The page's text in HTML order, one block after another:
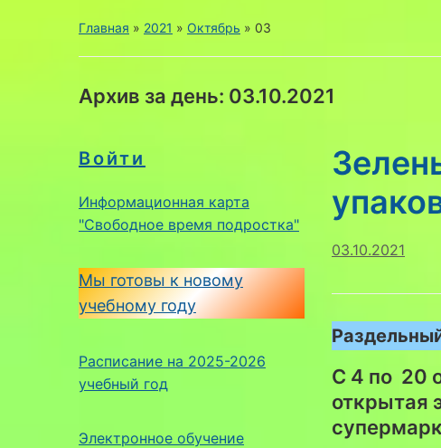
Главная » 2021 » Октябрь » 03
Архив за день: 03.10.2021
Войти
Информационная карта
"Свободное время подростка"
Мы готовы к новому
учебному году
Расписание на 2025-2026
учебный год
Электронное обучение
03.10.2021
С 4 по 20
открытая